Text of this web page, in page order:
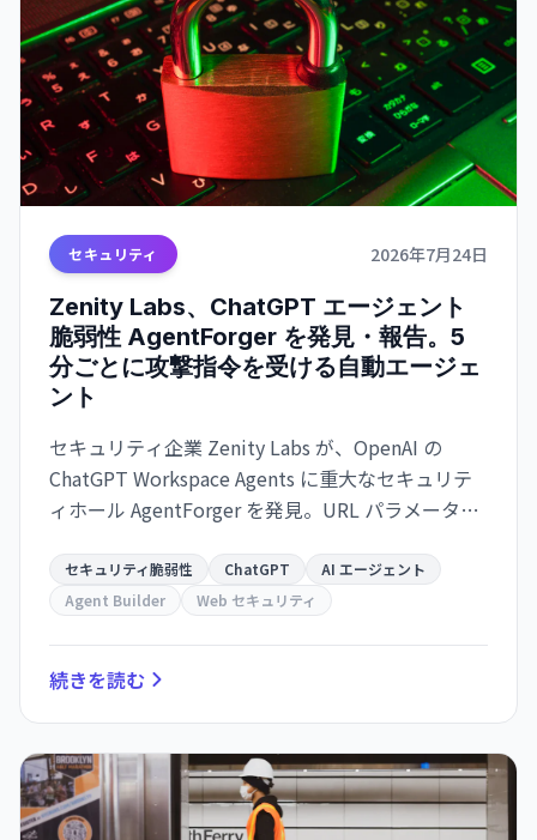
セキュリティ 2026年7月24日
Zenity Labs、ChatGPT エージェント
脆弱性 AgentForger を発見・報告。5
分ごとに攻撃指令を受ける自動エージェ
ント
セキュリティ企業 Zenity Labs が、OpenAI の
ChatGPT Workspace Agents に重大なセキュリテ
ィホール AgentForger を発見。URL パラメータ操
ェントを作成し、5分ごとに攻撃者からの指令を受
け取るという仕組み。
セキュリティ脆弱性 ChatGPT
AI エージェント
Agent Builder
Web セキュリティ
続きを読む